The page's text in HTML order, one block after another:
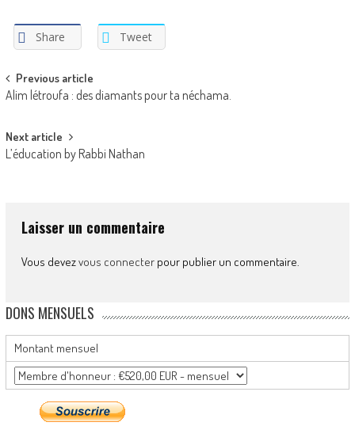
Share Tweet
Post
navigation
Previous article
Alim létroufa : des diamants pour ta néchama.
Next article
L’éducation by Rabbi Nathan
Laisser un commentaire
Vous devezvous connecterpour publier un commentaire.
DONS MENSUELS
Montant mensuel